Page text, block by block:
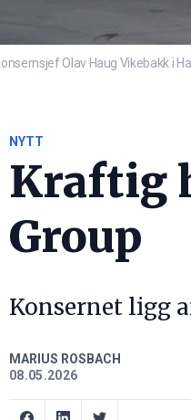
Olav Haug Vikebakk
NYTT
Kraftig
Group
Konsernet ligg
MARIUS ROSBACH
08.05.2026